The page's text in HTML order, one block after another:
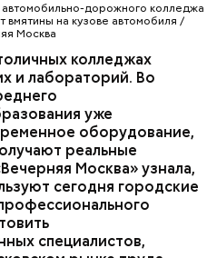
дорожного колледжа
вмятины на кузове автомобиля /
Москва
колледжах
и лабораторий. Во
уже
оборудование,
реальные
Москва» узнала,
сегодня городские
специалистов,
все
а практика теперь
учебного
— Чтобы повысить
полторы
Ирина Швец
планируется полностью
городских колледжей, в
новых, где будут
студентов.
КОЛЛЕДЖИ
она увидела:
что отлично
и характера.
объектов